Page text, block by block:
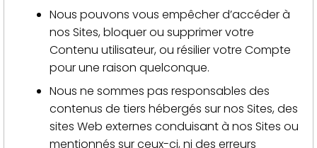
Nous pouvons vous empêcher d’accéder à
nos Sites, bloquer ou supprimer votre
Contenu utilisateur, ou résilier votre Compte
pour une raison quelconque.
Nous ne sommes pas responsables des
contenus de tiers hébergés sur nos Sites, des
sites Web externes conduisant à nos Sites ou
mentionnés sur ceux-ci, ni des erreurs